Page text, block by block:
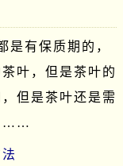
是有保质期的，
叶，但是茶叶的
但是茶叶还是需
……